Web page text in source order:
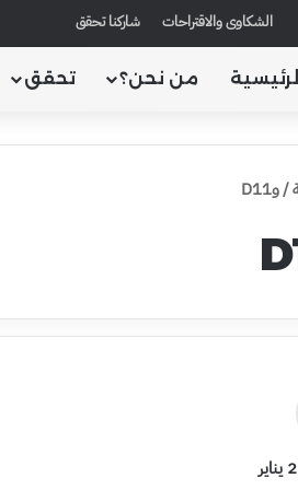
الشكاوى والاقتراحات شاركنا تحقق
الرئيسية من نحن؟ تحقق
/وD11